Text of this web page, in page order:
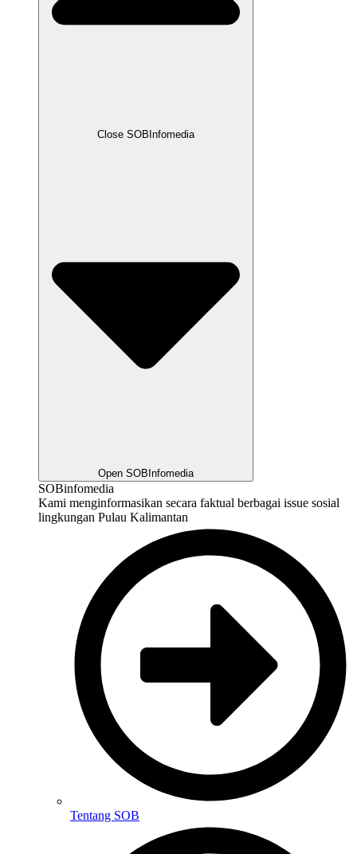
Close SOBInfomedia
Open SOBInfomedia
SOBinfomedia
Kami menginformasikan secara faktual berbagai issue sosial
lingkungan Pulau Kalimantan
Tentang SOB